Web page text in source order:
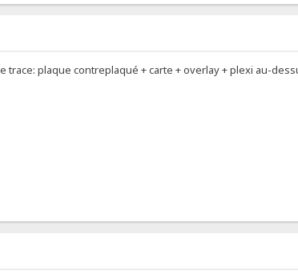
trace: plaque contreplaqué + carte + overlay + plexi au-